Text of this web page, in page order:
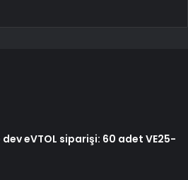
dev eVTOL siparişi: 60 adet VE25-